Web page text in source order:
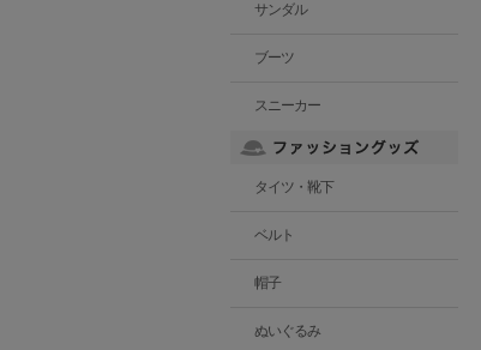
サンダル
ブーツ
スニーカー
タイツ・靴下
ベルト
帽子
ぬいぐるみ